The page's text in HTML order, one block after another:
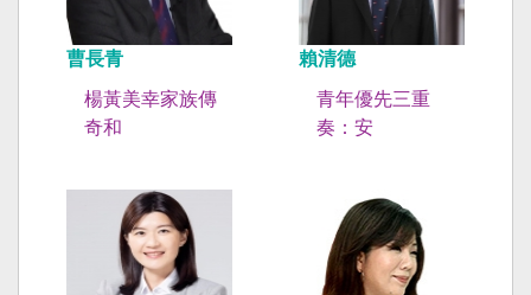
曹長青
楊黃美幸家族傳
奇和
賴清德
青年優先三重
奏：安